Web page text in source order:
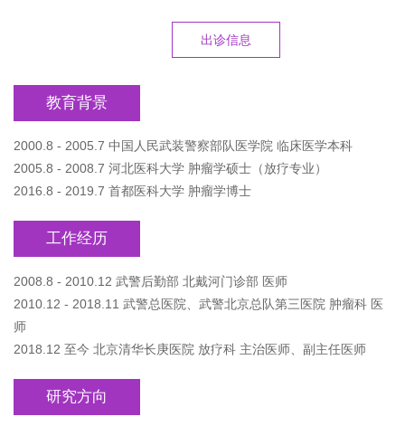
出诊信息
教育背景
2000.8 - 2005.7 中国人民武装警察部队医学院 临床医学本科
2005.8 - 2008.7 河北医科大学 肿瘤学硕士（放疗专业）
2016.8 - 2019.7 首都医科大学 肿瘤学博士
工作经历
2008.8 - 2010.12 武警后勤部 北戴河门诊部 医师
2010.12 - 2018.11 武警总医院、武警北京总队第三医院 肿瘤科 医
师
2018.12 至今 北京清华长庚医院 放疗科 主治医师、副主任医师
研究方向